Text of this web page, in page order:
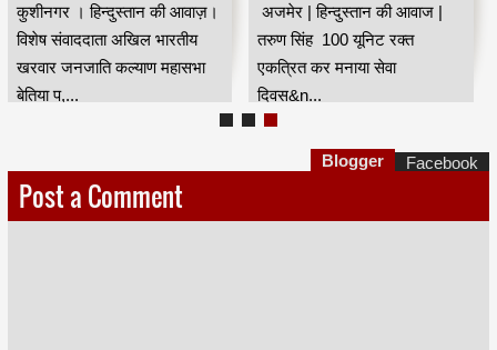
कुशीनगर । हिन्दुस्तान की आवाज़।
विशेष संवाददाता अखिल भारतीय
खरवार जनजाति कल्याण महासभा
बेतिया प,...
अजमेर | हिन्दुस्तान की आवाज |
तरुण सिंह 100 यूनिट रक्त
एकत्रित कर मनाया सेवा
दिवस&n...
Post a Comment
Blogger Facebook